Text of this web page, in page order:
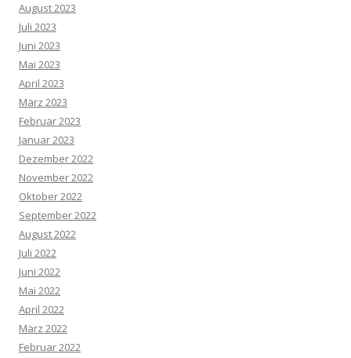
August 2023
Juli 2023
Juni 2023
Mai 2023
April 2023
März 2023
Februar 2023
Januar 2023
Dezember 2022
November 2022
Oktober 2022
September 2022
August 2022
Juli 2022
Juni 2022
Mai 2022
April 2022
März 2022
Februar 2022